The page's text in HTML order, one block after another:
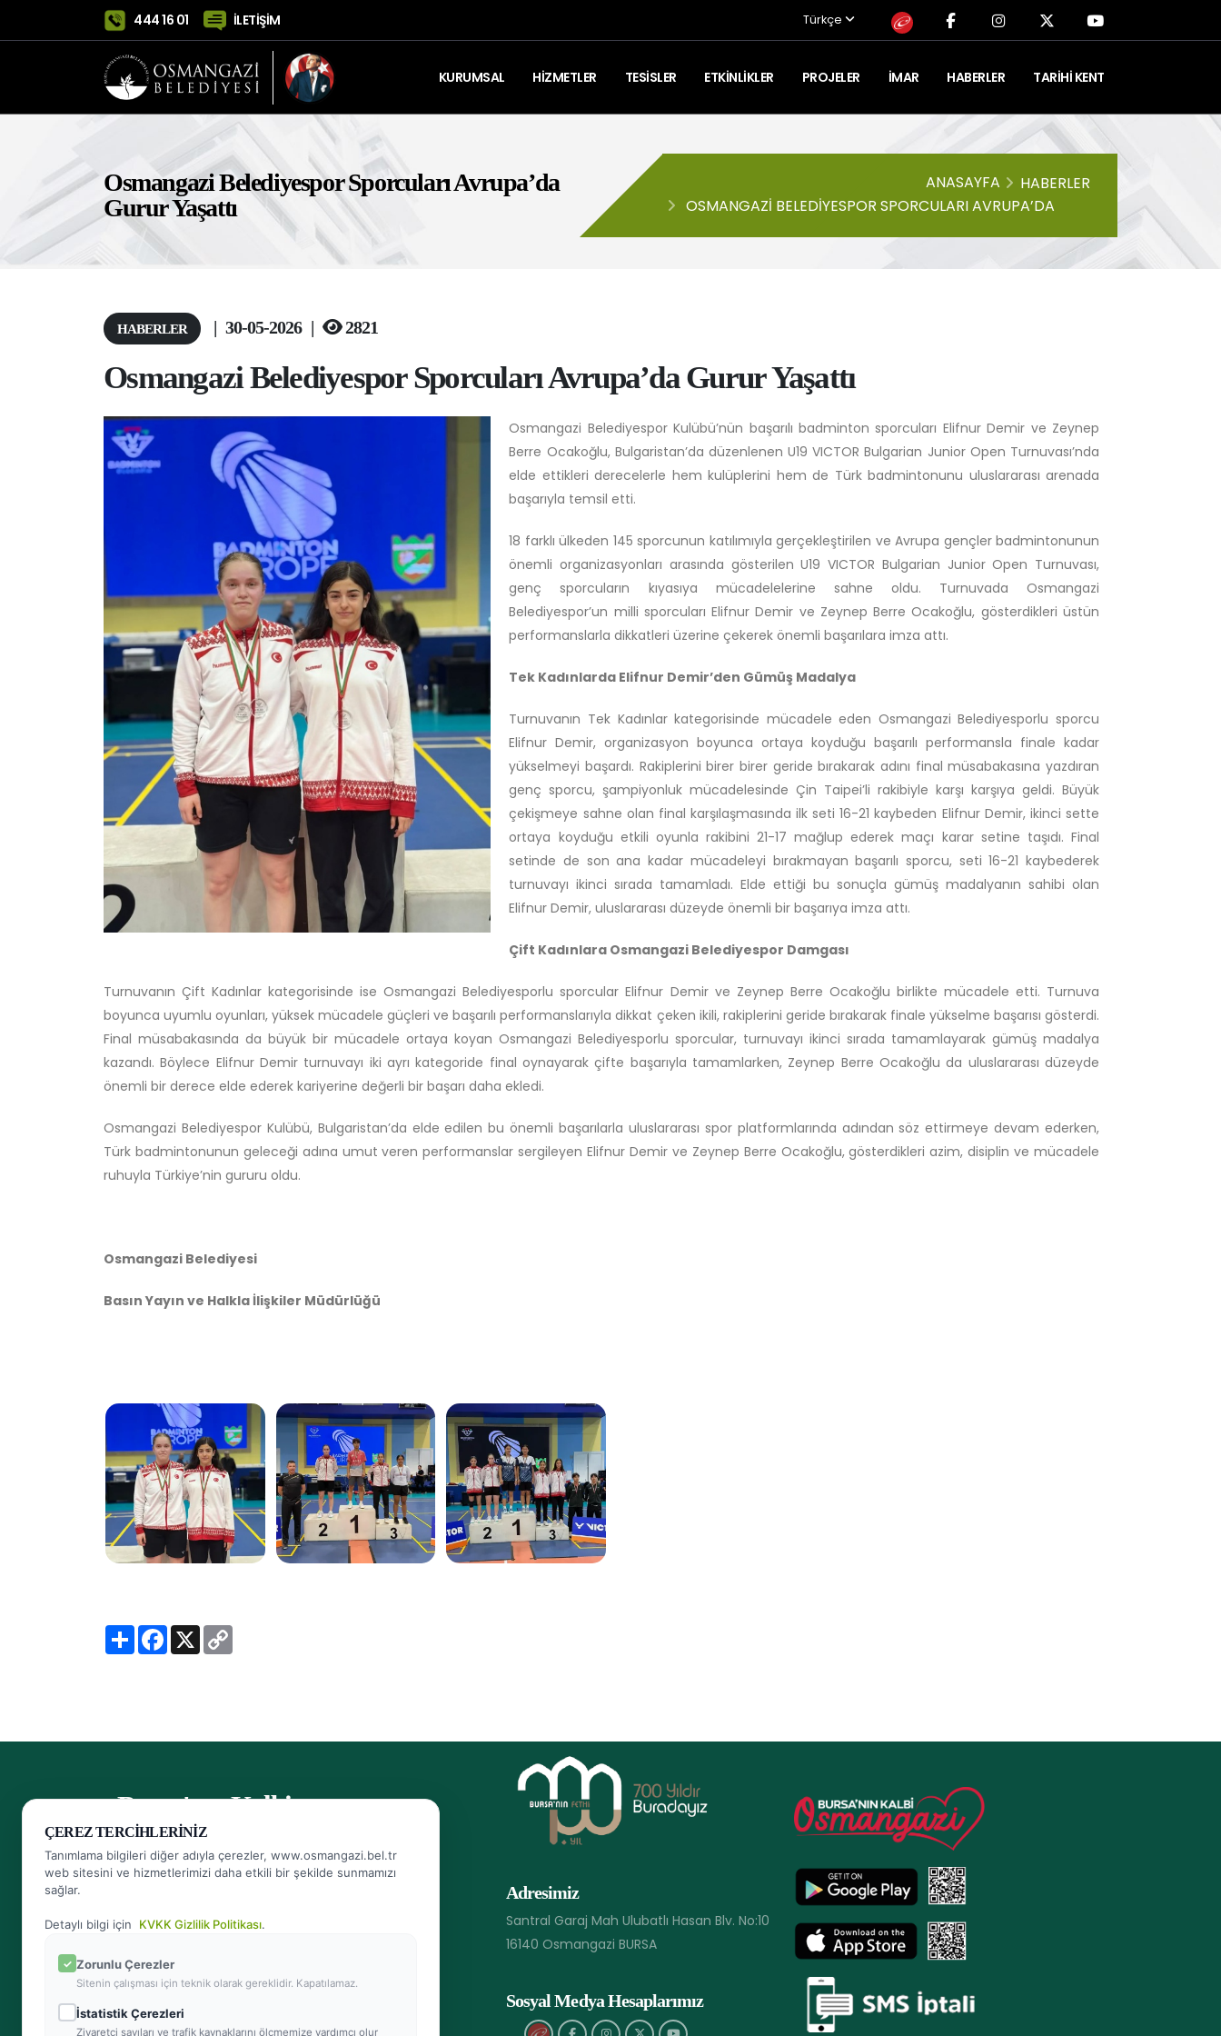
444 16 01 İLETİŞİM Türkçe
KURUMSAL HİZMETLER TESİSLER ETKİNLİKLER PROJELER İMAR HABERLER TARIHI KENT
Osmangazi Belediyespor Sporcuları Avrupa’da
Gurur Yaşattı
ANASAYFA
HABERLER
OSMANGAZI BELEDIYESPOR SPORCULARI AVRUPA’DA
HABERLER | 30-05-2026 | 2821
Osmangazi Belediyespor Sporcuları Avrupa’da Gurur Yaşattı
Osmangazi Belediyespor Kulübü’nün başarılı badminton sporcuları Elifnur Demir ve Zeynep
Berre Ocakoğlu, Bulgaristan’da düzenlenen U19 VICTOR Bulgarian Junior Open Turnuvası’nda
elde ettikleri derecelerle hem kulüplerini hem de Türk badmintonunu uluslararası arenada
başarıyla temsil etti.
18 farklı ülkeden 145 sporcunun katılımıyla gerçekleştirilen ve Avrupa gençler badmintonunun
önemli organizasyonları arasında gösterilen U19 VICTOR Bulgarian Junior Open Turnuvası,
genç sporcuların kıyasıya mücadelelerine sahne oldu. Turnuvada Osmangazi
Belediyespor’un milli sporcuları Elifnur Demir ve Zeynep Berre Ocakoğlu, gösterdikleri üstün
performanslarla dikkatleri üzerine çekerek önemli başarılara imza attı.
Tek Kadınlarda Elifnur Demir’den Gümüş Madalya
Turnuvanın Tek Kadınlar kategorisinde mücadele eden Osmangazi Belediyesporlu sporcu
Elifnur Demir, organizasyon boyunca ortaya koyduğu başarılı performansla finale kadar
yükselmeyi başardı. Rakiplerini birer birer geride bırakarak adını final müsabakasına yazdıran
genç sporcu, şampiyonluk mücadelesinde Çin Taipei’li rakibiyle karşı karşıya geldi. Büyük
çekişmeye sahne olan final karşılaşmasında ilk seti 16-21 kaybeden Elifnur Demir, ikinci sette
ortaya koyduğu etkili oyunla rakibini 21-17 mağlup ederek maçı karar setine taşıdı. Final
setinde de son ana kadar mücadeleyi bırakmayan başarılı sporcu, seti 16-21 kaybederek
turnuvayı ikinci sırada tamamladı. Elde ettiği bu sonuçla gümüş madalyanın sahibi olan
Elifnur Demir, uluslararası düzeyde önemli bir başarıya imza attı.
Çift Kadınlara Osmangazi Belediyespor Damgası
Turnuvanın Çift Kadınlar kategorisinde ise Osmangazi Belediyesporlu sporcular Elifnur Demir ve Zeynep Berre Ocakoğlu birlikte mücadele etti. Turnuva
boyunca uyumlu oyunları, yüksek mücadele güçleri ve başarılı performanslarıyla dikkat çeken ikili, rakiplerini geride bırakarak finale yükselme başarısı gösterdi.
Final müsabakasında da büyük bir mücadele ortaya koyan Osmangazi Belediyesporlu sporcular, turnuvayı ikinci sırada tamamlayarak gümüş madalya
kazandı. Böylece Elifnur Demir turnuvayı iki ayrı kategoride final oynayarak çifte başarıyla tamamlarken, Zeynep Berre Ocakoğlu da uluslararası düzeyde
önemli bir derece elde ederek kariyerine değerli bir başarı daha ekledi.
Osmangazi Belediyespor Kulübü, Bulgaristan’da elde edilen bu önemli başarılarla uluslararası spor platformlarında adından söz ettirmeye devam ederken,
Türk badmintonunun geleceği adına umut veren performanslar sergileyen Elifnur Demir ve Zeynep Berre Ocakoğlu, gösterdikleri azim, disiplin ve mücadele
ruhuyla Türkiye’nin gururu oldu.
Osmangazi Belediyesi
Basın Yayın ve Halkla İlişkiler Müdürlüğü
S
h
F
X
- Bursa'nın Kalbi
Herkese Ulaşan, Herkesin Ulaşabildiği Belediye
444 16 01
Adresimiz
Santral Garaj Mah Ulubatlı Hasan Blv. No:10
16140 Osmangazi BURSA
Sosyal Medya Hesaplarımız
ÇEREZ TERCIHLERINIZ
Tanımlama bilgileri diğer adıyla çerezler, www.osmangazi.bel.tr
web sitesini ve hizmetlerimizi daha etkili bir şekilde sunmamızı
sağlar.
Detaylı bilgi için KVKK Gizlilik Politikası.
Zorunlu Çerezler
Sitenin çalışması için teknik olarak gereklidir. Kapatılamaz.
İstatistik Çerezleri
Ziyaretçi sayıları ve trafik kaynaklarını ölçmemize yardımcı olur